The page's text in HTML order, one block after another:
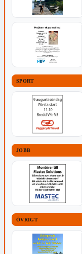
SPORT
JOBB
ÖVRIGT